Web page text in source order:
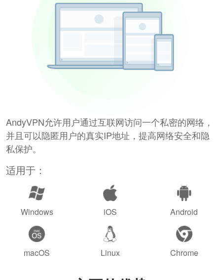
AndyVPN允许用户通过互联网访问一个私密的网络，
并且可以隐匿用户的真实IP地址，提高网络安全和隐
私保护。
适用于：
Windows iOS Android
macOS Linux Chrome